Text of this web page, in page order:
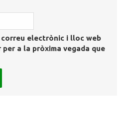
correu electrònic i lloc web
a la pròxima vegada que